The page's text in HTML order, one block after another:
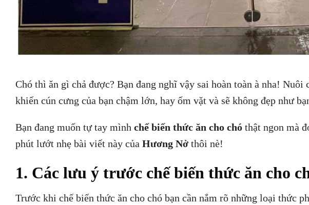
Chó thì ăn gì chả được? Bạn đang nghĩ vậy sai hoàn toàn à nha! Nuôi
khiến cún cưng của bạn chậm lớn, hay ốm vặt và sẽ không đẹp như
​​Bạn đang muốn tự tay mình chế biến thức ăn cho chó thật ngon mà
phút lướt nhẹ bài viết này của Hương Nở thôi nè!
1. Các lưu ý trước chế biến thức ăn cho
Trước khi chế biến thức ăn cho chó bạn cần nắm rõ những loại thức